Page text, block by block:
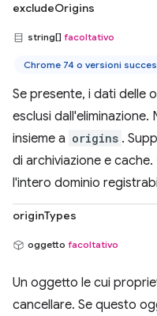
excludeOrigins
string[] facoltativo
Chrome 74 o versioni
Se presente, i dati delle
esclusi
insieme a origins .
di archiviazione e
l'intero dominio
originTypes
oggetto facoltativo
Un oggetto le cui
cancellare. Se questo